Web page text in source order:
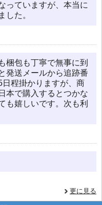
っていますが、本当に
した。
梱包も丁寧で無事に到
発送メールから追跡番
程掛かりますが、商
本で購入するとつかな
も嬉しいです。次も利
更に見る